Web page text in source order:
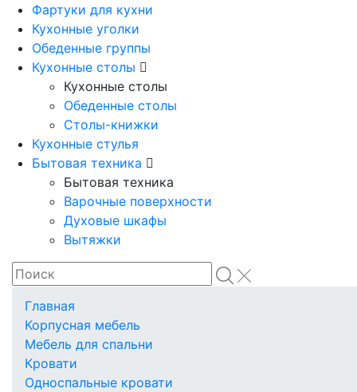
Фартуки для кухни
Кухонные уголки
Обеденные группы
Кухонные столы
Кухонные столы
Обеденные столы
Столы-книжки
Кухонные стулья
Бытовая техника
Бытовая техника
Варочные поверхности
Духовые шкафы
Вытяжки
Главная
Корпусная мебель
Мебель для спальни
Кровати
Односпальные кровати